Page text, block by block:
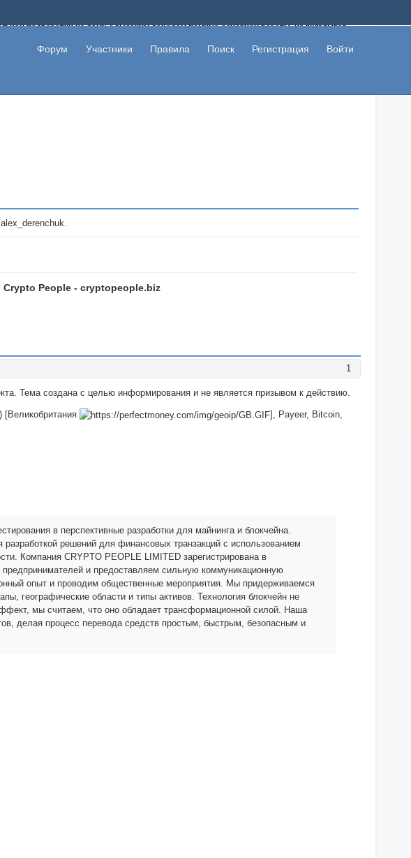
подработки на дому с высоким доходом помимо основной работы, не вкладывая
чтобы другие пользователи не попались на развод. Вы сможете начать зарабатывать
ссылками и первая прибыль не заставит себя долго ждать.
Форум Участники Правила Поиск Регистрация Войти
Crypto People - cryptopeople.biz
1
Тема создана с целью информирования и не является призывом к действию.
[Великобритания
], Payeer, Bitcoin,
в перспективные разработки для майнинга и блокчейна.
решений для финансовых транзакций с использованием
Компания CRYPTO PEOPLE LIMITED зарегистрирована в
и предоставляем сильную коммуникационную
опыт и проводим общественные мероприятия. Мы придерживаемся
географические области и типы активов. Технология блокчейн не
мы считаем, что оно обладает трансформационной силой. Наша
делая процесс перевода средств простым, быстрым, безопасным и